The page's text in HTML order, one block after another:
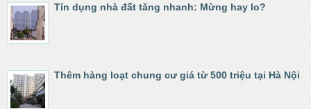
Tín dụng nhà đất tăng nhanh: Mừng hay lo?
Thêm hàng loạt chung cư giá từ 500 triệu tại Hà Nội